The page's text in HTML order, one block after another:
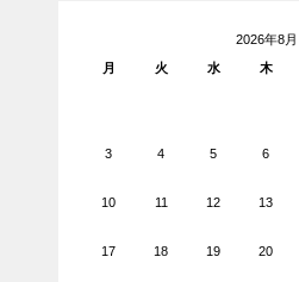
2026年8月
月
火 水 木
3 4 5 6
10 11 12 13
17 18 19 20